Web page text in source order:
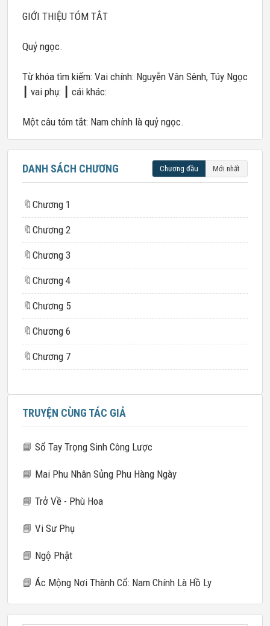
GIỚI THIỆU TÓM TẮT
Quỷ ngọc.
Từ khóa tìm kiếm: Vai chính: Nguyễn Vân Sênh, Túy Ngọc
┃ vai phụ: ┃ cái khác:
Một câu tóm tắt: Nam chính là quỷ ngọc.
DANH SÁCH CHƯƠNG Chương đầu Mới nhất
🔖 Chương 1
🔖 Chương 2
🔖 Chương 3
🔖 Chương 4
🔖 Chương 5
🔖 Chương 6
🔖 Chương 7
TRUYỆN CÙNG TÁC GIẢ
📘 Sổ Tay Trọng Sinh Công Lược
📘 Mai Phu Nhân Sủng Phu Hàng Ngày
📘 Trở Về - Phù Hoa
📘 Vi Sư Phụ
📘 Ngộ Phật
📘 Ác Mộng Nơi Thành Cổ: Nam Chính Là Hồ Ly